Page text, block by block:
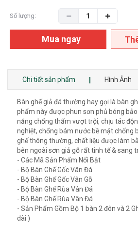
Số lượng:
Mua ngay
Chi tiết sản phẩm Hình Ảnh
Bàn ghế giả đá thường hay gọi là bàn
phẩm này được phun sơn phủ bóng
năng chống thấm vượt trội, chịu tác
nghiệt, chống bám nước bề mặt chống
ghế thông thường, chất liệu được làm
bên ngoài sơn giả gỗ rất tinh tế & sang
- Các Mã Sản Phẩm Nổi Bật
- Bộ Bàn Ghế Gốc Vân Đá
- Bộ Bàn Ghế Gốc Vân Gỗ
- Bộ Bàn Ghế Rùa Vân Đá
- Bộ Bàn Ghế Rùa Vân Đá
- Sản Phẩm Gồm Bộ 1 bàn 2 đôn và 2
dài )